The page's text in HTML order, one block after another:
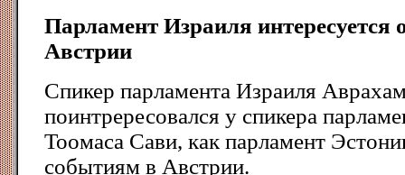
Парламент Израиля интересуется
Австрии
Спикер парламента Израиля
поинтрересовался у спикера
Тоомаса Сави, как парламент
событиям в Австрии.